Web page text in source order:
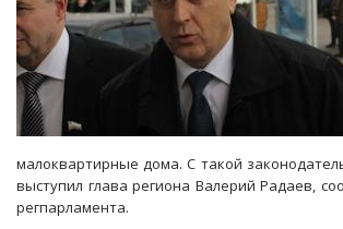
малоквартирные дома. С такой
выступил глава региона Валерий Радаев,
регпарламента.